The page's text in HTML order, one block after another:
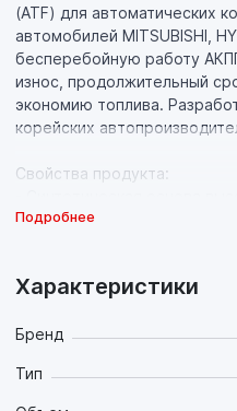
(ATF) для автоматических
автомобилей MITSUBISHI,
бесперебойную работу
износ, продолжительный
экономию топлива.
корейских
Свойства продукта:
стабильно высоким
обеспечивает хорошие
масляную плёнку при
- Высокотехнологичная
обеспечивает хорошие
Подробнее
Характеристики
Бренд
Тип